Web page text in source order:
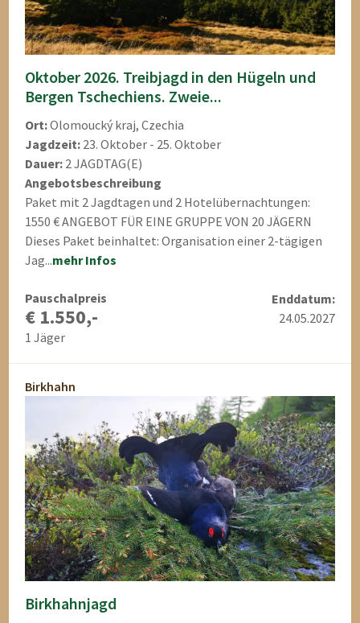
Oktober 2026. Treibjagd in den Hügeln und
Bergen Tschechiens. Zweie...
Ort:Olomoucký kraj, Czechia
Jagdzeit: 23. Oktober - 25. Oktober
Dauer: 2 JAGDTAG(E)
Angebotsbeschreibung
Paket mit 2 Jagdtagen und 2 Hotelübernachtungen:
1550 € ANGEBOT FÜR EINE GRUPPE VON 20 JÄGERN
Dieses Paket beinhaltet: Organisation einer 2-tägigen
Jag...mehr Infos
Pauschalpreis
€ 1.550,-
1 Jäger
Enddatum:
24.05.2027
Birkhahn
Birkhahnjagd